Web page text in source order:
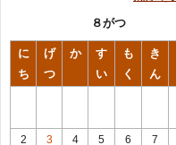
８がつ
に
ち
げ
つ
か
す
い
も
く
き
ん
2
3
4 5 6 7